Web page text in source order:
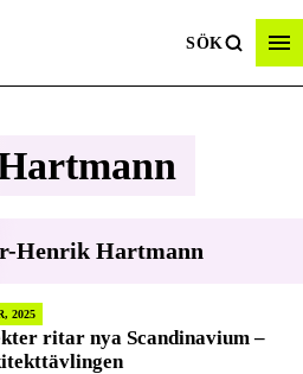
SÖK
Henrik Hartmann
2025
ritar nya Scandinavium –